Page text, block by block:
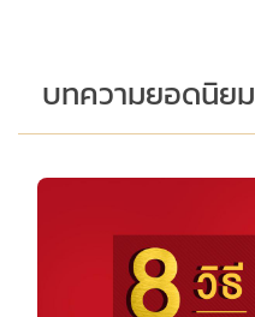
บทความยอดนิยม